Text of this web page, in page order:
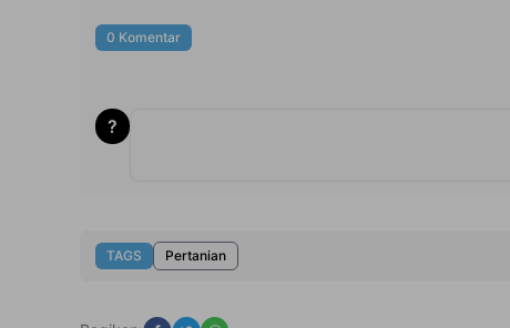
0 Komentar
?
TAGS Pertanian